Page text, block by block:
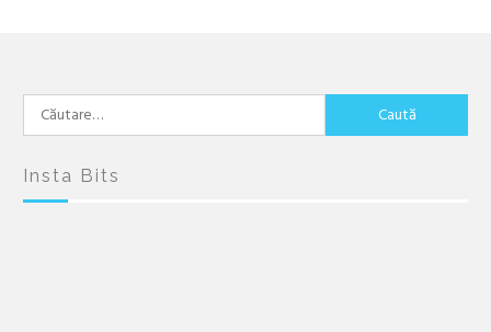
după:
Insta Bits